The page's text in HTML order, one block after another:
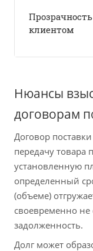
клиентом
Нюансы
договорам
Договор
передачу товара
установленную
определенный
(объеме)
своевременно не
задолженность.
Долг может